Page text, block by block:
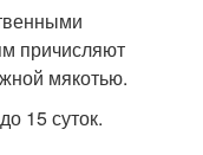
причисляют
мякотью.
15 суток.